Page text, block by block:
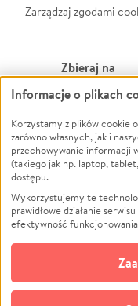
Zarządzaj zgodami
Zbieraj na
Leczenie
Zwierzęta
Pożar
Ukraina
Pomoc Finansowa
Projekty
Pogrzeb
Społeczność lokalna
Kultura
Informacje o plikach
Korzystamy z plików cookie
zarówno własnych, jak i
przechowywanie informacji
(takiego jak np. laptop,
dostępu.
Wykorzystujemy te
prawidłowe działanie
efektywność
technologii do celów
zgodę na ich stosowanie lub
możliwość zmiany swoich